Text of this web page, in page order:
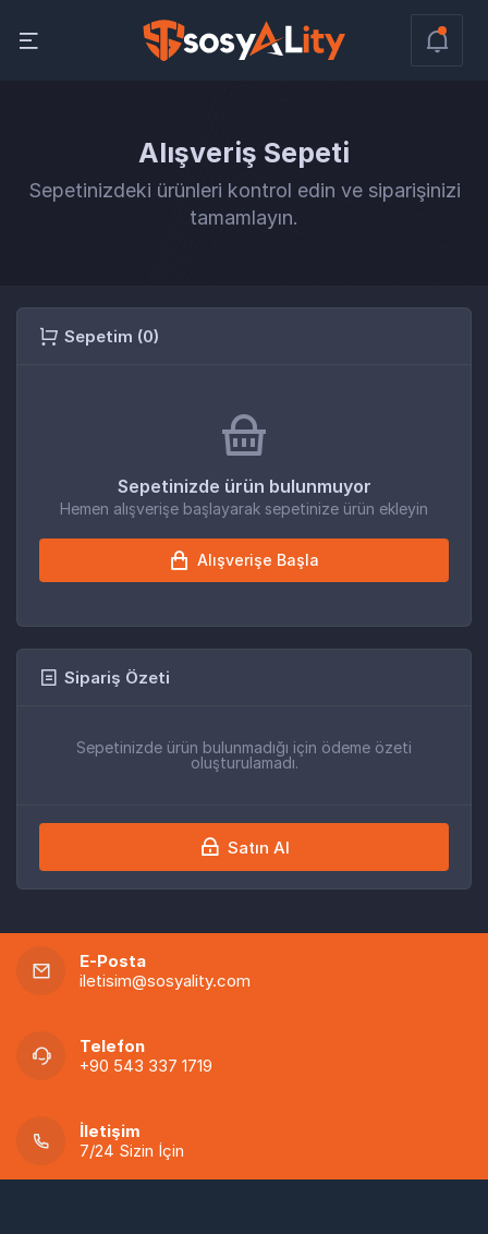
Alışveriş Sepeti
Sepetinizdeki ürünleri kontrol edin ve siparişinizi
tamamlayın.
Sepetim (0)
Sepetinizde ürün bulunmuyor
Hemen alışverişe başlayarak sepetinize ürün ekleyin
Alışverişe Başla
Sipariş Özeti
Sepetinizde ürün bulunmadığı için ödeme özeti
oluşturulamadı.
Satın Al
E-Posta
iletisim@sosyality.com
Telefon
+90 543 337 1719
İletişim
7/24 Sizin İçin